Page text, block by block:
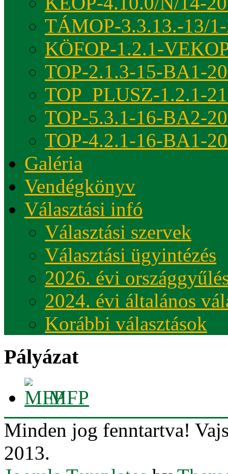
TÁMOP-3.3.13.-13/
KÖFOP-1.2.1-
TOP-2.1.3-15-BA1-
TOP_PLUSZ-1.2.1-
TOP-5.3.1-16-BA2-
TOP-4.2.1-16-BA1-
Galéria
Vendégkönyv
Választási infó
Választási szervek
Választási ügyintézés
2026. évi
2024. évi általános
Korábbi választások
Pályázat
MFP
Minden jog fenntartva!
2013.